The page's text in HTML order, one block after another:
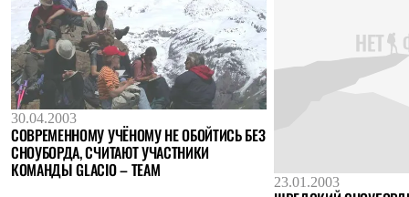
30.04.2003
СОВРЕМЕННОМУ УЧЁНОМУ НЕ ОБОЙТИСЬ БЕЗ
СНОУБОРДА, СЧИТАЮТ УЧАСТНИКИ
КОМАНДЫ GLACIO – TEAM
23.01.2003